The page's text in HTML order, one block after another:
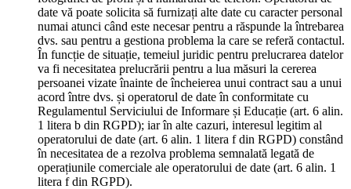
date vă poate solicita să furnizați alte date cu caracter personal
numai atunci când este necesar pentru a răspunde la întrebarea
dvs. sau pentru a gestiona problema la care se referă contactul.
În funcție de situație, temeiul juridic pentru prelucrarea datelor
va fi necesitatea prelucrării pentru a lua măsuri la cererea
persoanei vizate înainte de încheierea unui contract sau a unui
acord între dvs. și operatorul de date în conformitate cu
Regulamentul Serviciului de Informare și Educație (art. 6 alin.
1 litera b din RGPD); iar în alte cazuri, interesul legitim al
operatorului de date (art. 6 alin. 1 litera f din RGPD) constând
în necesitatea de a rezolva problema semnalată legată de
operațiunile comerciale ale operatorului de date (art. 6 alin. 1
litera f din RGPD).